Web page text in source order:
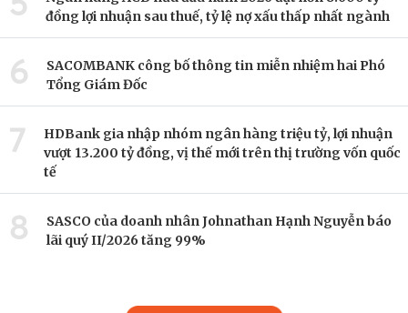
đồng lợi nhuận sau thuế, tỷ lệ nợ xấu thấp nhất ngành
6
SACOMBANK công bố thông tin miễn nhiệm hai Phó
Tổng Giám Đốc
7
HDBank gia nhập nhóm ngân hàng triệu tỷ, lợi nhuận
vượt 13.200 tỷ đồng, vị thế mới trên thị trường vốn quốc
tế
8
SASCO của doanh nhân Johnathan Hạnh Nguyễn báo
lãi quý II/2026 tăng 99%